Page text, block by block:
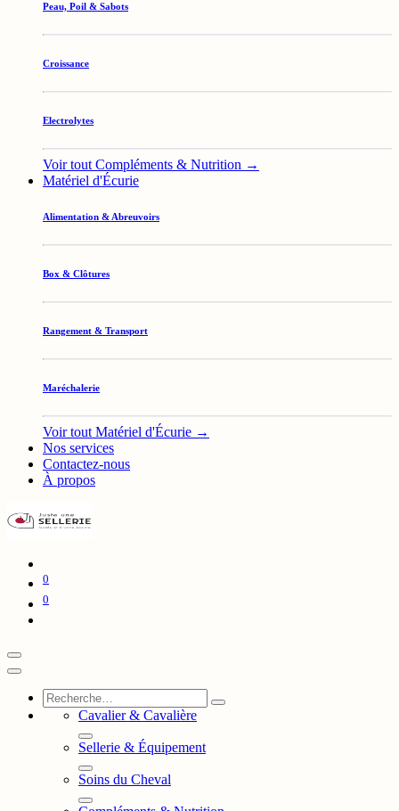
Peau, Poil & Sabots
Croissance
Electrolytes
Voir tout Compléments & Nutrition →
Matériel d'Écurie
Alimentation & Abreuvoirs
Box & Clôtures
Rangement & Transport
Maréchalerie
Voir tout Matériel d'Écurie →
Nos services
Contactez-nous
À propos
0
0
Cavalier & Cavalière
Sellerie & Équipement
Soins du Cheval